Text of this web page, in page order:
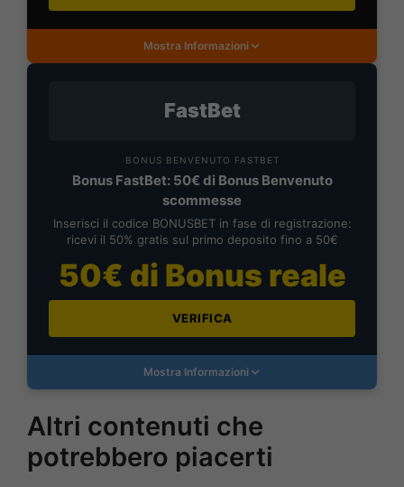
Mostra Informazioni
FastBet
BONUS BENVENUTO FASTBET
Bonus FastBet: 50€ di Bonus Benvenuto
scommesse
Inserisci il codice BONUSBET in fase di registrazione:
ricevi il 50% gratis sul primo deposito fino a 50€
50€ di Bonus reale
VERIFICA
Mostra Informazioni
Altri contenuti che
potrebbero piacerti